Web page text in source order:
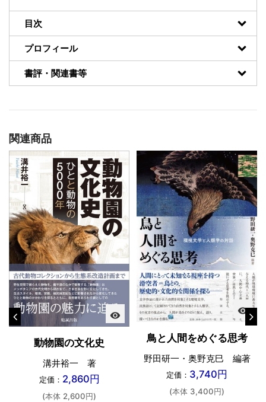
目次
プロフィール
書評・関連書等
関連商品
visibility
動物園の文化史
溝井裕一 著
定価： 2,860円
(本体 2,600円)
visibility
鳥と人間をめぐる思考
野田研一・奥野克巳 編著
定価： 3,740円
(本体 3,400円)